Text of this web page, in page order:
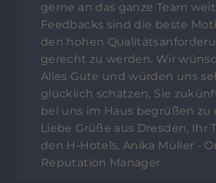
gerne an das ganze Team
Feedbacks sind die beste
den hohen
gerecht zu werden. Wir
Alles Gute und würden uns
glücklich schätzen, Sie
bei uns im Haus begrüßen zu
Liebe Grüße aus Dresden, Ihr
den H-Hotels, Anika Müller -
Reputation Manager